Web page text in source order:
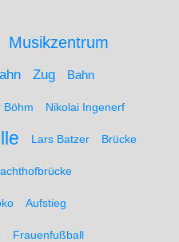
Musikzentrum
Zug Bahn
Böhm Nikolai Ingenerf
Lars Batzer Brücke
Aufstieg
Frauenfußball